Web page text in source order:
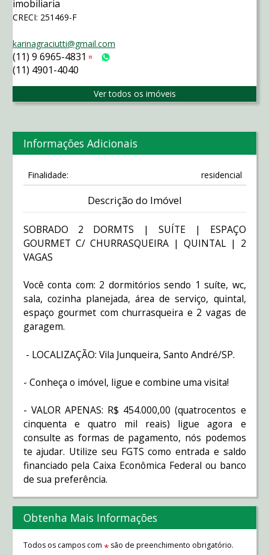
imobiliaria
CRECI: 251469-F
karinagraciutti@gmail.com
(11) 9 6965-4831 Tim
(11) 4901-4040
Ver todos os imóveis
Informações Adicionais
Finalidade: residencial
Descrição do Imóvel
SOBRADO 2 DORMTS | SUÍTE | ESPAÇO
GOURMET C/ CHURRASQUEIRA | QUINTAL | 2
VAGAS
Você conta com: 2 dormitórios sendo 1 suíte, wc,
sala, cozinha planejada, área de serviço, quintal,
espaço gourmet com churrasqueira e 2 vagas de
garagem.
- LOCALIZAÇÃO: Vila Junqueira, Santo André/SP.
- Conheça o imóvel, ligue e combine uma visita!
- VALOR APENAS: R$ 454.000,00 (quatrocentos e
cinquenta e quatro mil reais) ligue agora e
consulte as formas de pagamento, nós podemos
te ajudar. Utilize seu FGTS como entrada e saldo
financiado pela Caixa Econômica Federal ou banco
de sua preferência.
Obtenha Mais Informações
Todos os campos com *são de preenchimento obrigatório.